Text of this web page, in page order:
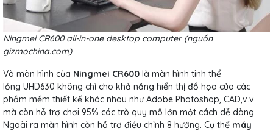
Ningmei CR600 all-in-one desktop computer (nguồn
gizmochina.com)
Và màn hình của Ningmei CR600 là màn hình tinh thể
lỏng UHD630 không chỉ cho khả năng hiển thị đồ họa của các
phầm mềm thiết kế khác nhau như Adobe Photoshop, CAD,v.v.
mà còn hỗ trợ chơi 95% các trò quy mô lớn một cách dễ dàng.
Ngoài ra màn hình còn hỗ trợ điều chỉnh 8 hướng. Cụ thể máy